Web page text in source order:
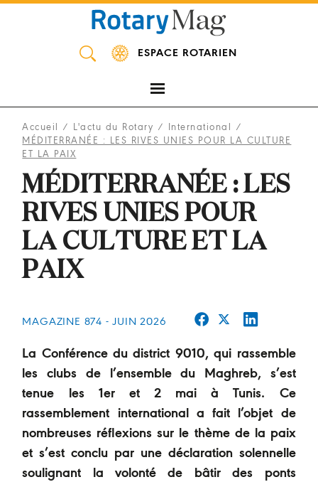
ESPACE ROTARIEN
Accueil / L'actu du Rotary / International /
MÉDITERRANÉE : LES RIVES UNIES POUR LA CULTURE
ET LA PAIX
MÉDITERRANÉE : LES
RIVES UNIES POUR
LA CULTURE ET LA
PAIX
MAGAZINE 874 - JUIN 2026
La Conférence du district 9010, qui rassemble
les clubs de l’ensemble du Maghreb, s’est
tenue les 1er et 2 mai à Tunis. Ce
rassemblement international a fait l’objet de
nombreuses réflexions sur le thème de la paix
et s’est conclu par une déclaration solennelle
soulignant la volonté de bâtir des ponts
Panneau de gestion des cookies